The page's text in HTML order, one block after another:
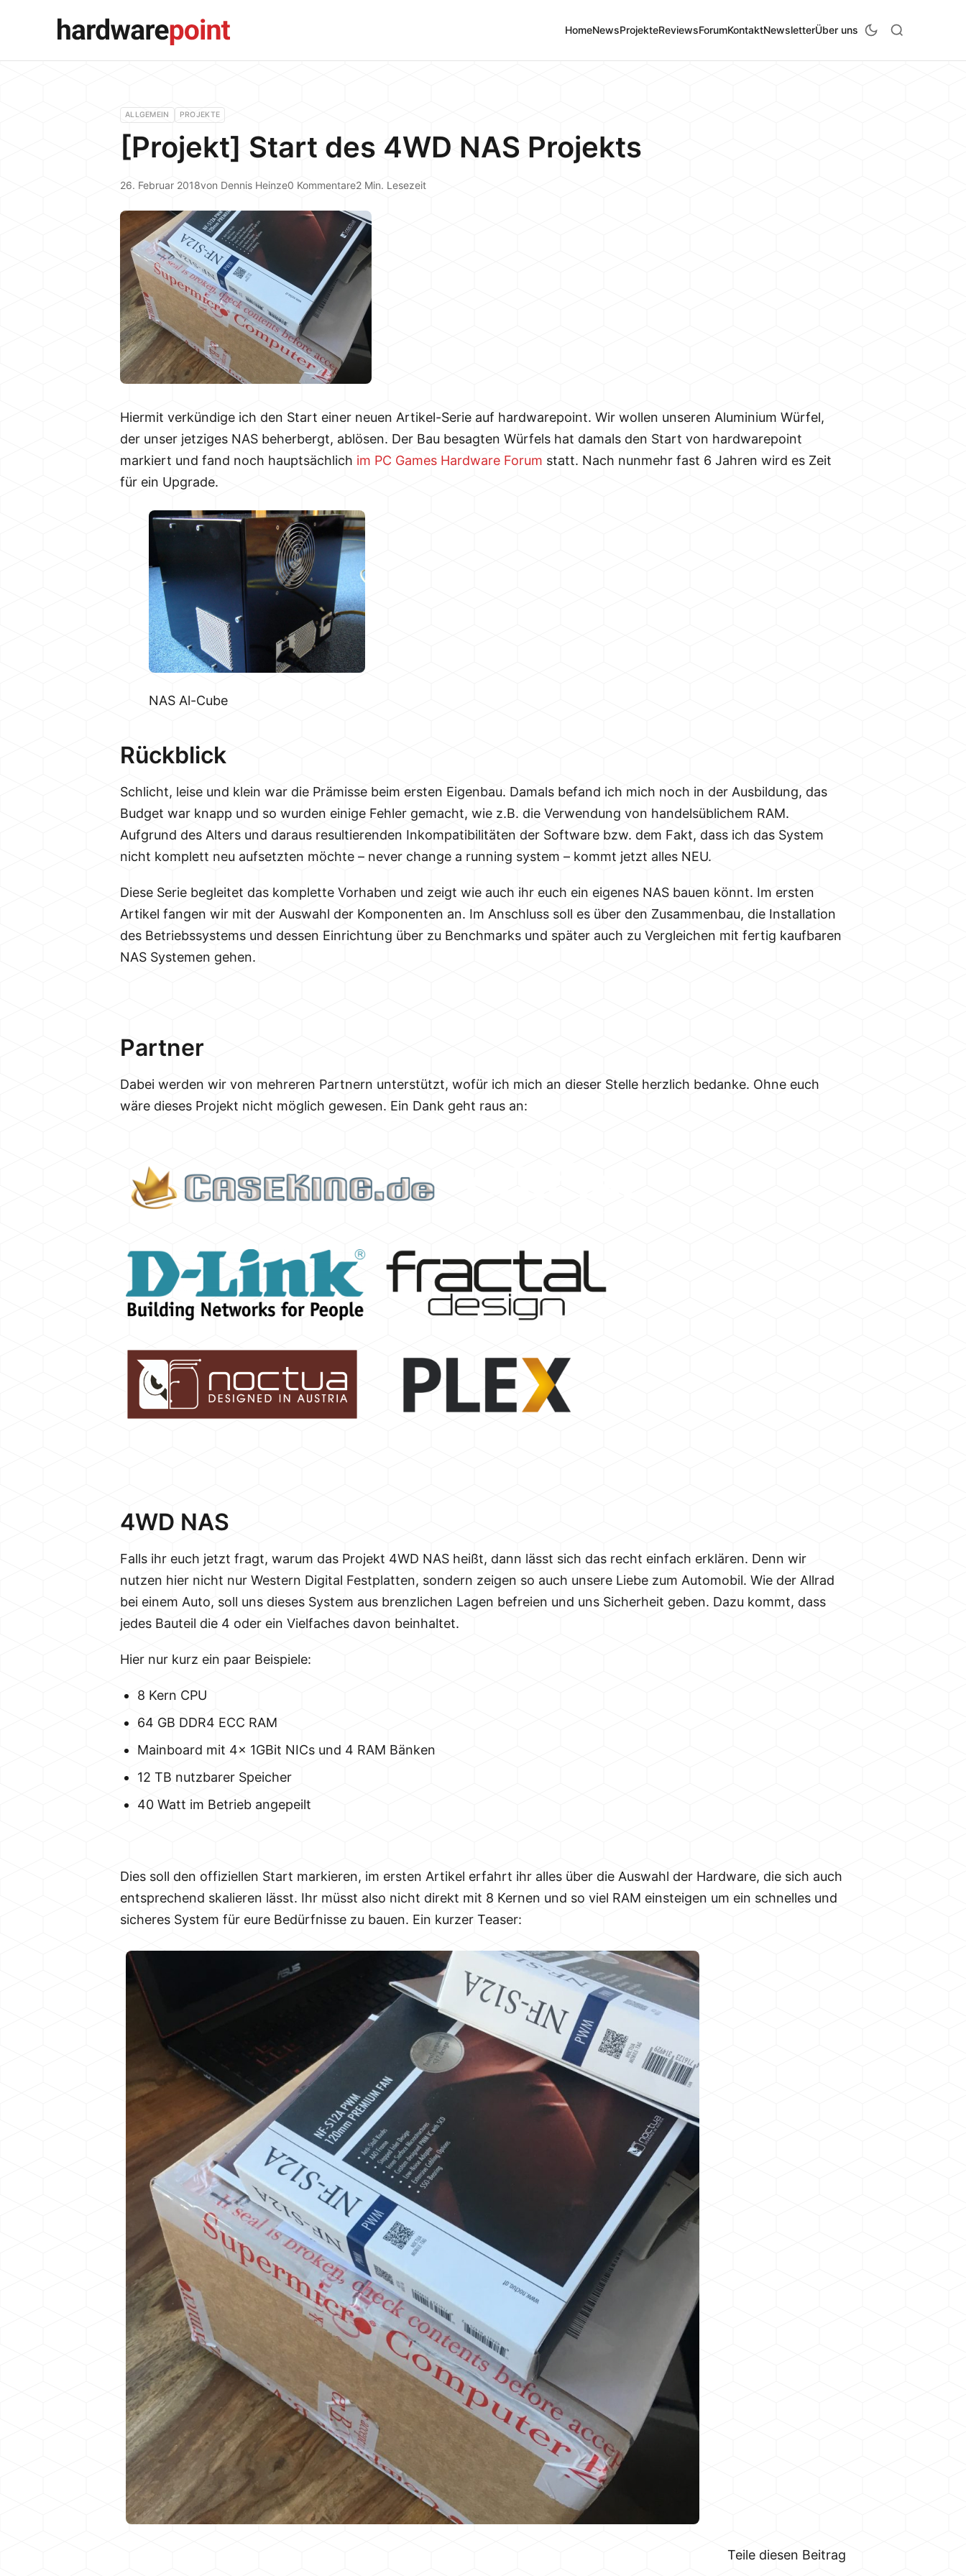
HomeNewsProjekteReviewsForumKontaktNewsletterÜber uns
ALLGEMEIN PROJEKTE
[Projekt] Start des 4WD NAS Projekts
26. Februar 2018von Dennis Heinze0 Kommentare2 Min. Lesezeit
Hiermit verkündige ich den Start einer neuen Artikel-Serie auf hardwarepoint. Wir wollen unseren Aluminium Würfel,
der unser jetziges NAS beherbergt, ablösen. Der Bau besagten Würfels hat damals den Start von hardwarepoint
markiert und fand noch hauptsächlich im PC Games Hardware Forum statt. Nach nunmehr fast 6 Jahren wird es Zeit
für ein Upgrade.
NAS Al-Cube
Rückblick
Schlicht, leise und klein war die Prämisse beim ersten Eigenbau. Damals befand ich mich noch in der Ausbildung, das
Budget war knapp und so wurden einige Fehler gemacht, wie z.B. die Verwendung von handelsüblichem RAM.
Aufgrund des Alters und daraus resultierenden Inkompatibilitäten der Software bzw. dem Fakt, dass ich das System
nicht komplett neu aufsetzten möchte – never change a running system – kommt jetzt alles NEU.
Diese Serie begleitet das komplette Vorhaben und zeigt wie auch ihr euch ein eigenes NAS bauen könnt. Im ersten
Artikel fangen wir mit der Auswahl der Komponenten an. Im Anschluss soll es über den Zusammenbau, die Installation
des Betriebssystems und dessen Einrichtung über zu Benchmarks und später auch zu Vergleichen mit fertig kaufbaren
NAS Systemen gehen.
Partner
Dabei werden wir von mehreren Partnern unterstützt, wofür ich mich an dieser Stelle herzlich bedanke. Ohne euch
wäre dieses Projekt nicht möglich gewesen. Ein Dank geht raus an:
4WD NAS
Falls ihr euch jetzt fragt, warum das Projekt 4WD NAS heißt, dann lässt sich das recht einfach erklären. Denn wir
nutzen hier nicht nur Western Digital Festplatten, sondern zeigen so auch unsere Liebe zum Automobil. Wie der Allrad
bei einem Auto, soll uns dieses System aus brenzlichen Lagen befreien und uns Sicherheit geben. Dazu kommt, dass
jedes Bauteil die 4 oder ein Vielfaches davon beinhaltet.
Hier nur kurz ein paar Beispiele:
8 Kern CPU
64 GB DDR4 ECC RAM
Mainboard mit 4x 1GBit NICs und 4 RAM Bänken
12 TB nutzbarer Speicher
40 Watt im Betrieb angepeilt
Dies soll den offiziellen Start markieren, im ersten Artikel erfahrt ihr alles über die Auswahl der Hardware, die sich auch
entsprechend skalieren lässt. Ihr müsst also nicht direkt mit 8 Kernen und so viel RAM einsteigen um ein schnelles und
sicheres System für eure Bedürfnisse zu bauen. Ein kurzer Teaser:
Teile diesen Beitrag